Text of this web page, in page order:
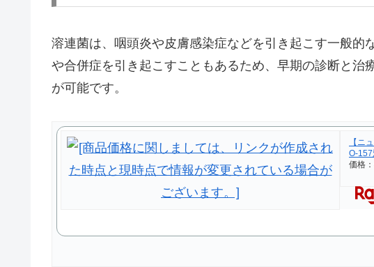
溶連菌は、咽頭炎や皮膚感染症などを引き起こす一般
や合併症を引き起こすこともあるため、早期の診断と治
が可能です。
【ニ
O-
価格